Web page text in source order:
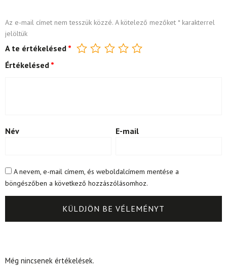
Az e-mail címet nem tesszük közzé. A kötelező mezőket *karakterrel
jelöltük
A te értékelésed *
Értékelésed *
Név E-mail
A nevem, e-mail címem, és weboldalcímem mentése a
böngészőben a következő hozzászólásomhoz.
Még nincsenek értékelések.